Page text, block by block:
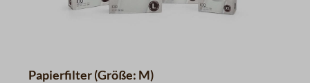
Papierfilter (Größe: M)